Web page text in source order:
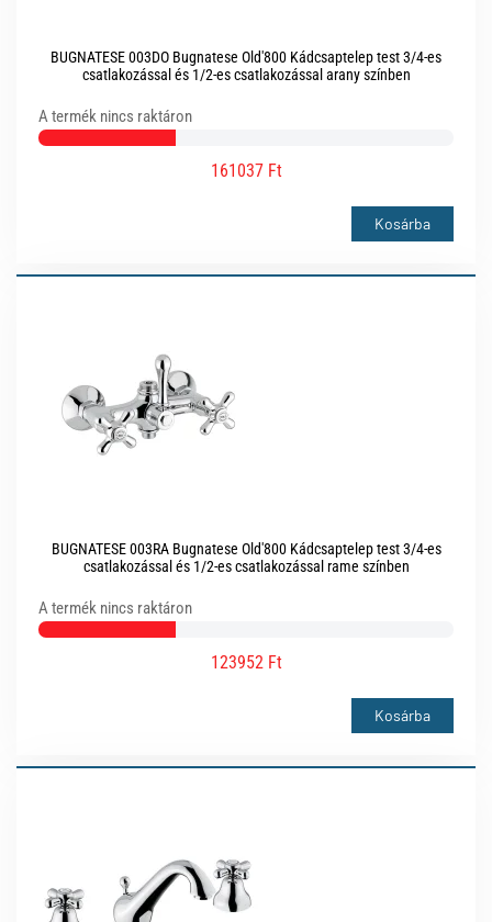
BUGNATESE 003DO Bugnatese Old'800 Kádcsaptelep test 3/4-es
csatlakozással és 1/2-es csatlakozással arany színben
A termék nincs raktáron
161037 Ft
Kosárba
BUGNATESE 003RA Bugnatese Old'800 Kádcsaptelep test 3/4-es
csatlakozással és 1/2-es csatlakozással rame színben
A termék nincs raktáron
123952 Ft
Kosárba